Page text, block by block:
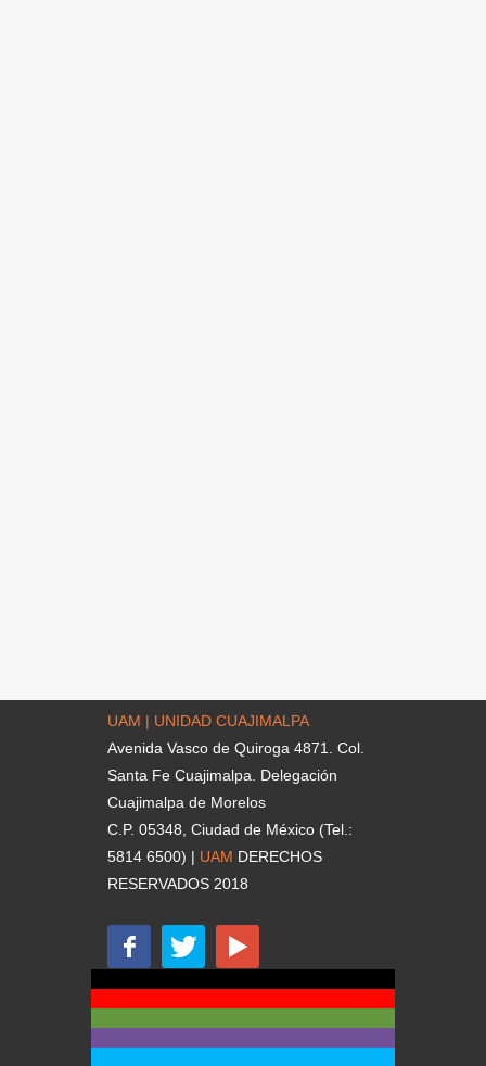
UAM | UNIDAD CUAJIMALPA
Avenida Vasco de Quiroga 4871. Col.
Santa Fe Cuajimalpa. Delegación
Cuajimalpa de Morelos
C.P. 05348, Ciudad de México (Tel.:
5814 6500) | UAM DERECHOS
RESERVADOS 2018